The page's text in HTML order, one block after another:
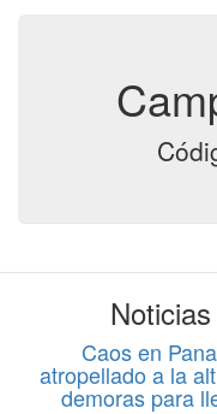
Caos en
atropellado a la
demoras para